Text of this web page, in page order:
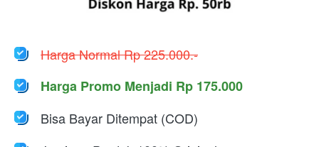
Harga Normal Rp 225.000.-
Harga Promo Menjadi Rp 175.000
Bisa Bayar Ditempat (COD)